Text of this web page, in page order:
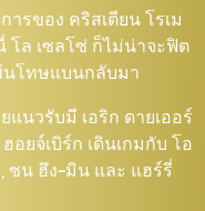
รของ คริสเตียน โรเม
โล เซลโซ่ ก็ไม่น่าจะฟิต
นโทษแบนกลับมา
นวรับมี เอริก ดายเออร์
ยจ์เบิร์ก เดินเกมกับ โอ
ซน ฮึง-มิน และ แฮร์รี่